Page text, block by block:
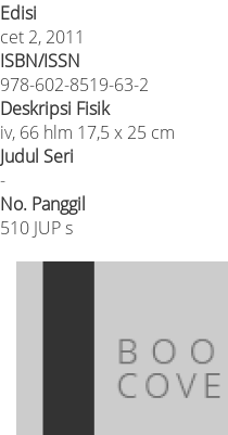
Edisi
cet 2, 2011
ISBN/ISSN
978-602-8519-63-2
Deskripsi Fisik
iv, 66 hlm 17,5 x 25 cm
Judul Seri
-
No. Panggil
510 JUP s